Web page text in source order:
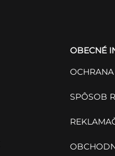
OBECNÉ
SPÔSOB